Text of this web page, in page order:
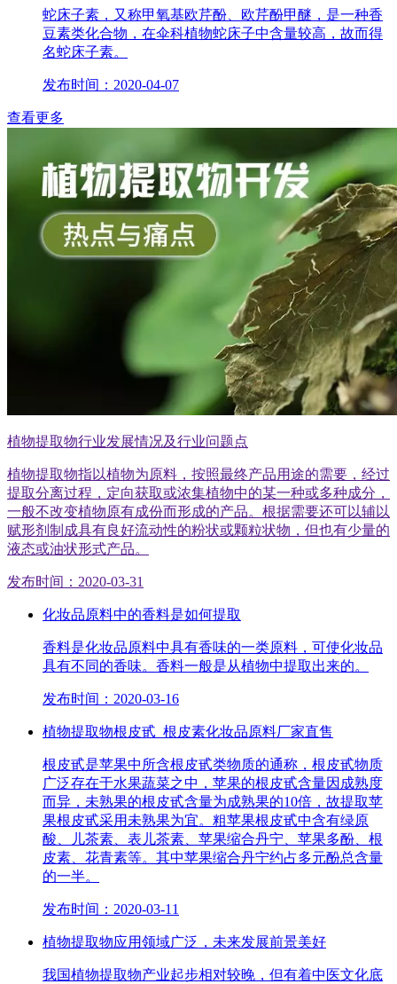
蛇床子素，又称甲氧基欧芹酚、欧芹酚甲醚，是一种香
豆素类化合物，在伞科植物蛇床子中含量较高，故而得
名蛇床子素。
发布时间：2020-04-07
查看更多
植物提取物行业发展情况及行业问题点
植物提取物指以植物为原料，按照最终产品用途的需要，经过
提取分离过程，定向获取或浓集植物中的某一种或多种成分，
一般不改变植物原有成份而形成的产品。根据需要还可以辅以
赋形剂制成具有良好流动性的粉状或颗粒状物，但也有少量的
液态或油状形式产品。
发布时间：2020-03-31
化妆品原料中的香料是如何提取
香料是化妆品原料中具有香味的一类原料，可使化妆品
具有不同的香味。香料一般是从植物中提取出来的。
发布时间：2020-03-16
植物提取物根皮甙_根皮素化妆品原料厂家直售
根皮甙是苹果中所含根皮甙类物质的通称，根皮甙物质
广泛存在于水果蔬菜之中，苹果的根皮甙含量因成熟度
而异，未熟果的根皮甙含量为成熟果的10倍，故提取苹
果根皮甙采用未熟果为宜。粗苹果根皮甙中含有绿原
酸、儿茶素、表儿茶素、苹果缩合丹宁、苹果多酚、根
皮素、花青素等。其中苹果缩合丹宁约占多元酚总含量
的一半。
发布时间：2020-03-11
植物提取物应用领域广泛，未来发展前景美好
我国植物提取物产业起步相对较晚，但有着中医文化底